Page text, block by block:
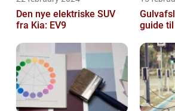
Den nye elektriske SUV
fra Kia: EV9
guide